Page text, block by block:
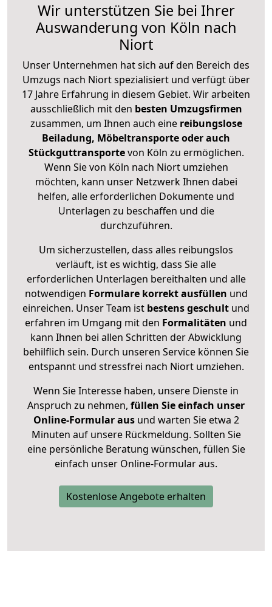
Wir unterstützen Sie bei Ihrer
Auswanderung von Köln nach
Niort
Unser Unternehmen hat sich auf den Bereich des
Umzugs nach Niort spezialisiert und verfügt über
17 Jahre Erfahrung in diesem Gebiet. Wir arbeiten
ausschließlich mit den besten Umzugsfirmen
zusammen, um Ihnen auch eine reibungslose
Beiladung, Möbeltransporte oder auch
Stückguttransportevon Köln zu ermöglichen.
Wenn Sie von Köln nach Niort umziehen
möchten, kann unser Netzwerk Ihnen dabei
helfen, alle erforderlichen Dokumente und
Unterlagen zu beschaffen und die
durchzuführen.
Um sicherzustellen, dass alles reibungslos
verläuft, ist es wichtig, dass Sie alle
erforderlichen Unterlagen bereithalten und alle
notwendigen Formulare korrekt ausfüllen und
einreichen. Unser Team ist bestens geschult und
erfahren im Umgang mit den Formalitäten und
kann Ihnen bei allen Schritten der Abwicklung
behilflich sein. Durch unseren Service können Sie
entspannt und stressfrei nach Niort umziehen.
Wenn Sie Interesse haben, unsere Dienste in
Anspruch zu nehmen, füllen Sie einfach unser
Online-Formular ausund warten Sie etwa 2
Minuten auf unsere Rückmeldung. Sollten Sie
eine persönliche Beratung wünschen, füllen Sie
einfach unser Online-Formular aus.
Kostenlose Angebote erhalten